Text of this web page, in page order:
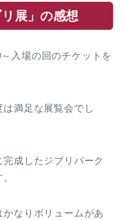
展」の感想
入場の回のチケットを
満足な展覧会でし
成したジブリパーク
なりボリュームがあ